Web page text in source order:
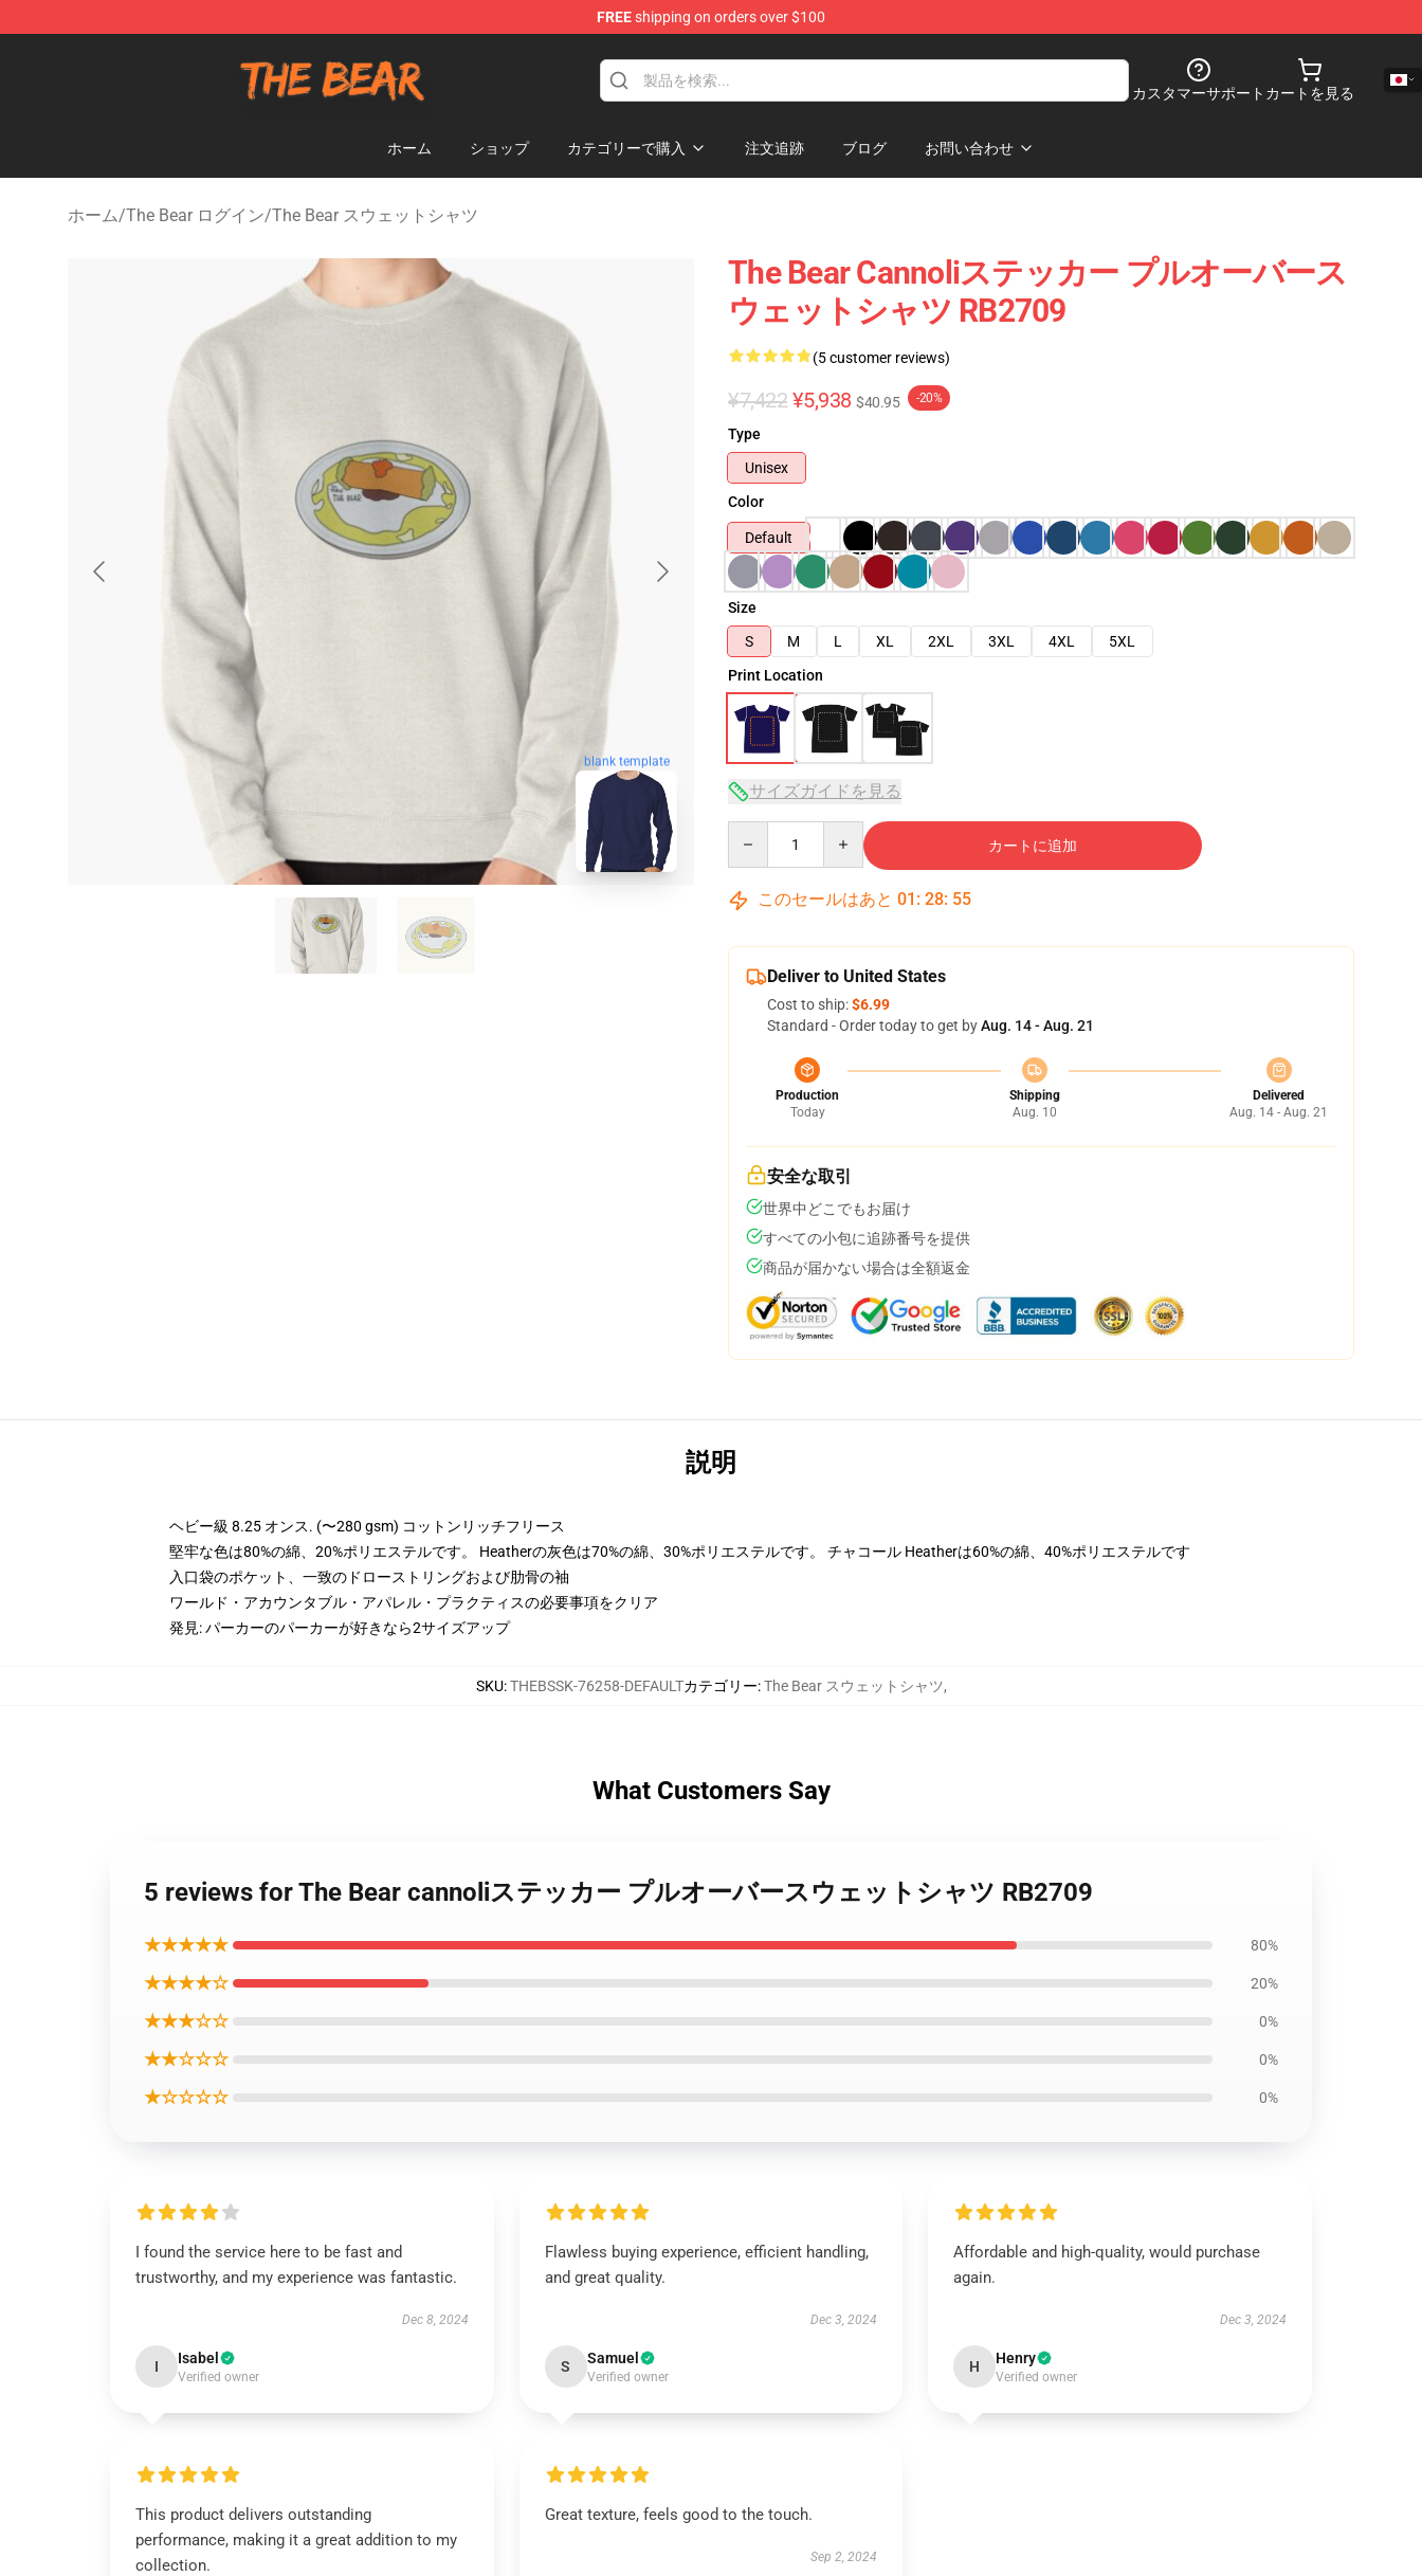
FREEshipping on orders over $100
カスタマーサポート カートを見る
ホーム ショップ カテゴリーで購入 注文追跡 ブログ お問い合わせ
ホーム/The Bear ログイン/The Bear スウェットシャツ
blank template
The Bear Cannoliステッカー プルオーバース
ウェットシャツ RB2709
(5 customer reviews)
¥7,422 ¥5,938 $40.95 -20%
Type
Unisex
Color
Default
Size
S
M L XL 2XL 3XL 4XL
5XL
Print Location
サイズガイドを見る
カートに追加
このセールはあと 01 : 28: 54
Deliver to United States
Cost to ship:$6.99
Standard - Order today to get byAug. 14 - Aug. 21
Production
Today
Shipping
Aug. 10
Delivered
Aug. 14 - Aug. 21
安全な取引
世界中どこでもお届け
すべての小包に追跡番号を提供
商品が届かない場合は全額返金
説明
ヘビー級 8.25 オンス. (〜280 gsm) コットンリッチフリース
堅牢な色は80%の綿、20%ポリエステルです。 Heatherの灰色は70%の綿、30%ポリエステルです。 チャコール Heatherは60%の綿、40%ポリエステルです
入口袋のポケット、一致のドローストリングおよび肋骨の袖
ワールド・アカウンタブル・アパレル・プラクティスの必要事項をクリア
発見: パーカーのパーカーが好きなら2サイズアップ
SKU:THEBSSK-76258-DEFAULTカテゴリー:The Bear スウェットシャツ,
What Customers Say
5 reviews for The Bear cannoliステッカー プルオーバースウェットシャツ RB2709
★★★★★ 80%
★★★★☆ 20%
★★★☆☆ 0%
★★☆☆☆ 0%
★☆☆☆☆ 0%
I found the service here to be fast and
trustworthy, and my experience was fantastic.
Dec 8, 2024
I Isabel
Verified owner
Flawless buying experience, efficient handling,
and great quality.
Dec 3, 2024
S Samuel
Verified owner
Affordable and high-quality, would purchase
again.
Dec 3, 2024
H Henry
Verified owner
This product delivers outstanding
performance, making it a great addition to my
collection.
Great texture, feels good to the touch.
Sep 2, 2024